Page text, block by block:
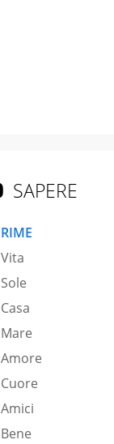
SAPERE
RIME
Vita
Sole
Casa
Mare
Amore
Cuore
Amici
Bene